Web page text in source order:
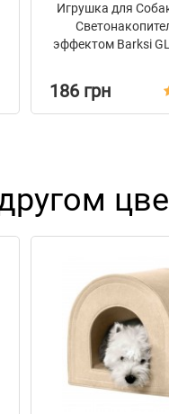
Игрушка для
эффектом Barksi
186 грн